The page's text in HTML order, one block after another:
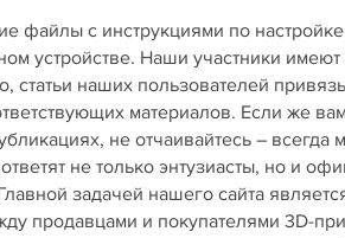
с инструкциями по настройке
устройстве. Наши участники имеют
статьи наших пользователей
материалов. Если же
не отчаивайтесь – всегда
не только энтузиасты, но и
задачей нашего сайта
продавцами и покупателями 3D-